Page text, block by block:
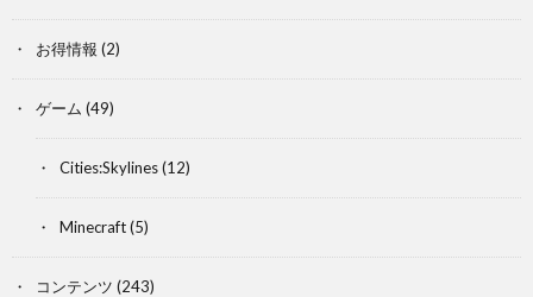
お得情報 (2)
ゲーム (49)
Cities:Skylines(12)
Minecraft(5)
コンテンツ (243)